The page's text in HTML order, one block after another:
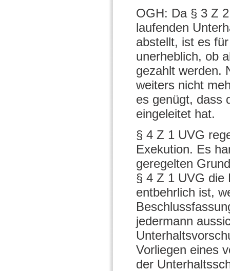
OGH: Da § 3 Z
laufenden
abstellt, ist es
unerheblich, ob
gezahlt werden.
weiters nicht
es genügt, dass
eingeleitet hat.
§ 4 Z 1 UVG
Exekution. Es
geregelten
§ 4 Z 1 UVG die
entbehrlich ist,
jedermann
Vorliegen eines
der